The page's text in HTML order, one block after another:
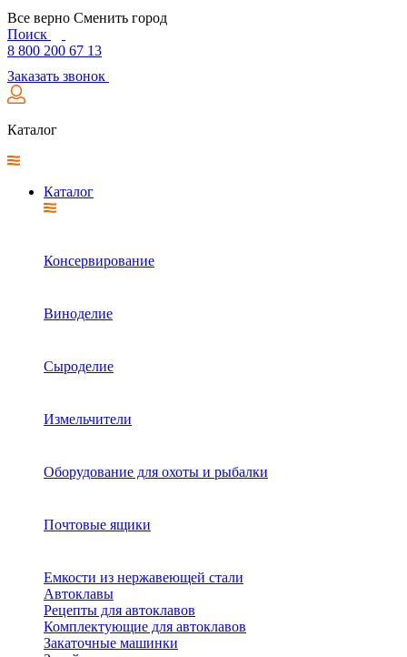
Все верно Сменить город
Поиск
8 800 200 67 13
Заказать звонок
Каталог
Каталог
Консервирование
Виноделие
Сыроделие
Измельчители
Оборудование для охоты и рыбалки
Почтовые ящики
Емкости из нержавеющей стали
Автоклавы
Рецепты для автоклавов
Комплектующие для автоклавов
Закаточные машинки